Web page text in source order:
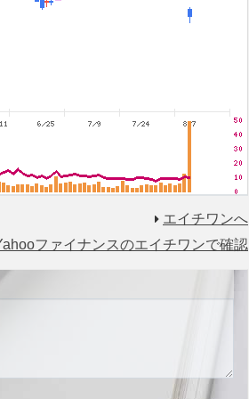
エイチワンへ
ファイナンスのエイチワンで確認